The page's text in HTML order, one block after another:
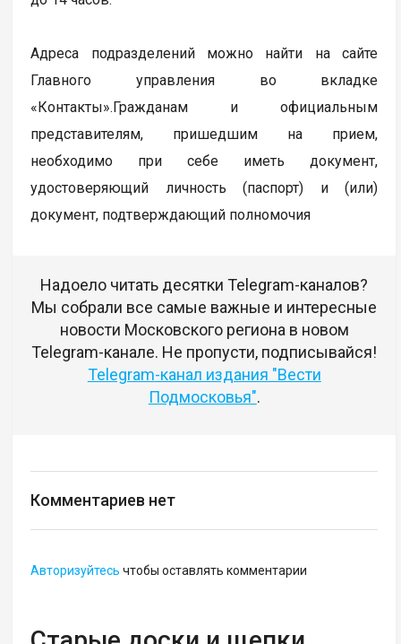
Адреса подразделений можно найти на сайте
Главного управления во вкладке
«Контакты».Гражданам и официальным
представителям, пришедшим на прием,
необходимо при себе иметь документ,
удостоверяющий личность (паспорт) и (или)
документ, подтверждающий полномочия
Надоело читать десятки Telegram-каналов?
Мы собрали все самые важные и интересные
новости Московского региона в новом
Telegram-канале. Не пропусти, подписывайся!
Telegram-канал издания "Вести
Подмосковья".
Комментариев нет
Авторизуйтесь чтобы оставлять комментарии